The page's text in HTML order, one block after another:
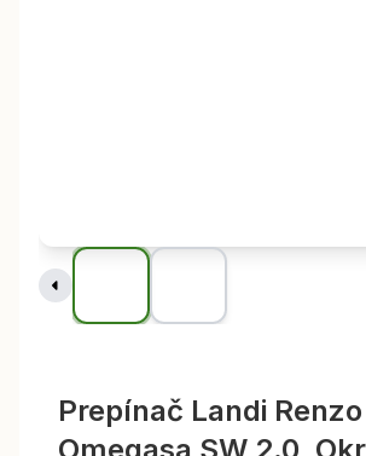
Prepínač Landi Renzo